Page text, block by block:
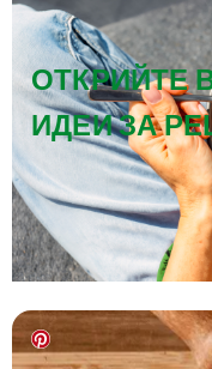
ОТКРИЙТЕ
ИДЕИ ЗА